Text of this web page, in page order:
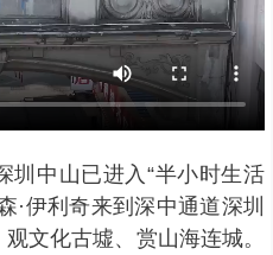
圳中山已进入“半小时生活
·伊利奇来到深中通道深圳
文化古墟、赏山海连城。